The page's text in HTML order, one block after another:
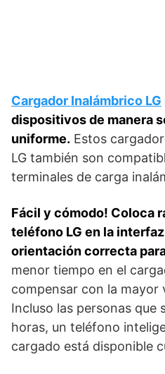
Cargador Inalámbrico LG
dispositivos de manera
uniforme. Estos
LG también son
terminales de carga
Fácil y cómodo! Coloca
teléfono LG en la
orientación correcta
menor tiempo en el
compensar con la mayor
Incluso las personas que
horas, un teléfono
cargado está disponible